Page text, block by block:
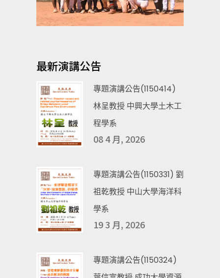
最新演講公告
專題演講公告(1150414)
林呈教授 中興大學土木工
程學系
08 4 月, 2026
專題演講公告(1150331) 劉
祖乾教授 中山大學海洋科
學系
19 3 月, 2026
專題演講公告(1150324)